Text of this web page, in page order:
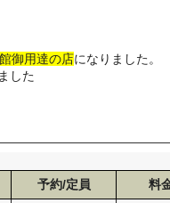
御用達の店になりました。
した
予約/定員 料